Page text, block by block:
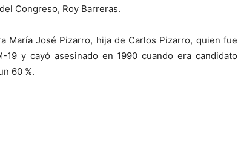
Congreso, Roy Barreras.
María José Pizarro, hija de Carlos Pizarro, quien fue
y cayó asesinado en 1990 cuando era candidato
60 %.